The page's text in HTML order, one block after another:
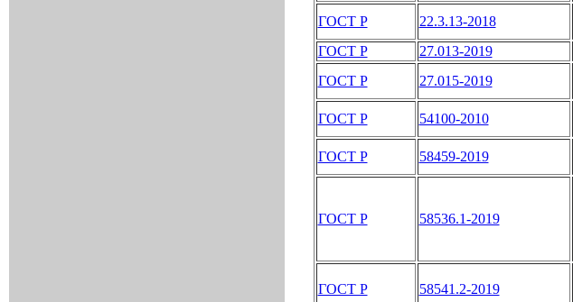
ГОСТ Р
22.3.13-2018
ГОСТ Р
27.013-2019
ГОСТ Р
27.015-2019
ГОСТ Р 54100-2010
ГОСТ Р 58459-2019
ГОСТ Р 58536.1-2019
ГОСТ Р 58541.2-2019